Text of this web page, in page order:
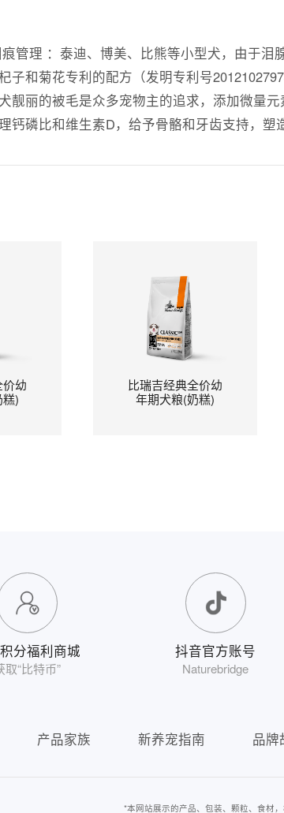
管理 ：泰迪、博美、比熊等小型犬，由于
子和菊花专利的配方（发明专利号
靓丽的被毛是众多宠物主的追求，添加微量
钙磷比和维生素D，给予骨骼和牙齿支持，塑
幼
)
比瑞吉经典全价幼
年期犬粮(奶糕)
分福利商城
取“比特币”
抖音官方账号
Naturebridge
产品家族 新养宠指南 品牌
*本网站展示的产品、包装、颗粒、食材